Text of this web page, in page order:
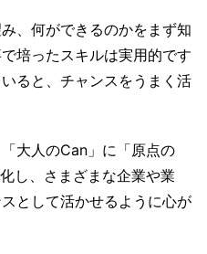
、何ができるのかをまず知
培ったスキルは実用的です
ると、チャンスをうまく活
大人のCan」に「原点の
し、さまざまな企業や業
として活かせるように心が